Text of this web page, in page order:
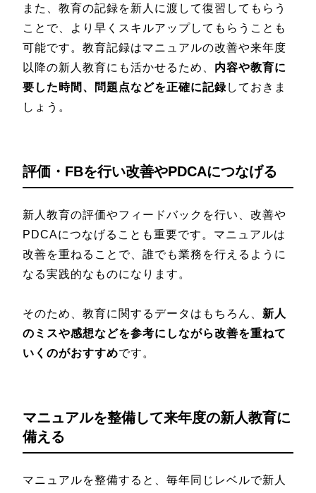
また、教育の記録を新人に渡して復習してもらう
ことで、より早くスキルアップしてもらうことも
可能です。教育記録はマニュアルの改善や来年度
以降の新人教育にも活かせるため、 内容や教育に
要した時間、問題点などを正確に記録しておきま
しょう。
評価・FBを行い改善やPDCAにつなげる
新人教育の評価やフィードバックを行い、改善や
PDCAにつなげることも重要です。マニュアルは
改善を重ねることで、誰でも業務を行えるように
なる実践的なものになります。
そのため、教育に関するデータはもちろん、 新人
のミスや感想などを参考にしながら改善を重ねて
いくのがおすすめです。
マニュアルを整備して来年度の新人教育に
備える
マニュアルを整備すると、毎年同じレベルで新人